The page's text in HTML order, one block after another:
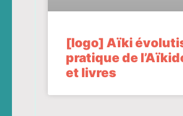
[logo] Aïki
pratique de
et livres